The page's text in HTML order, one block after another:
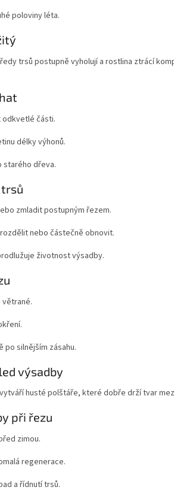
poloviny léta.
trsů postupně vyholují a rostlina ztrácí
části.
délky výhonů.
starého dřeva.
zmladit postupným řezem.
rozdělit nebo částečně obnovit.
životnost výsadby.
větrané.
po silnějším zásahu.
výsadby
husté polštáře, které dobře drží tvar
při řezu
zimou.
regenerace.
a řídnutí trsů.